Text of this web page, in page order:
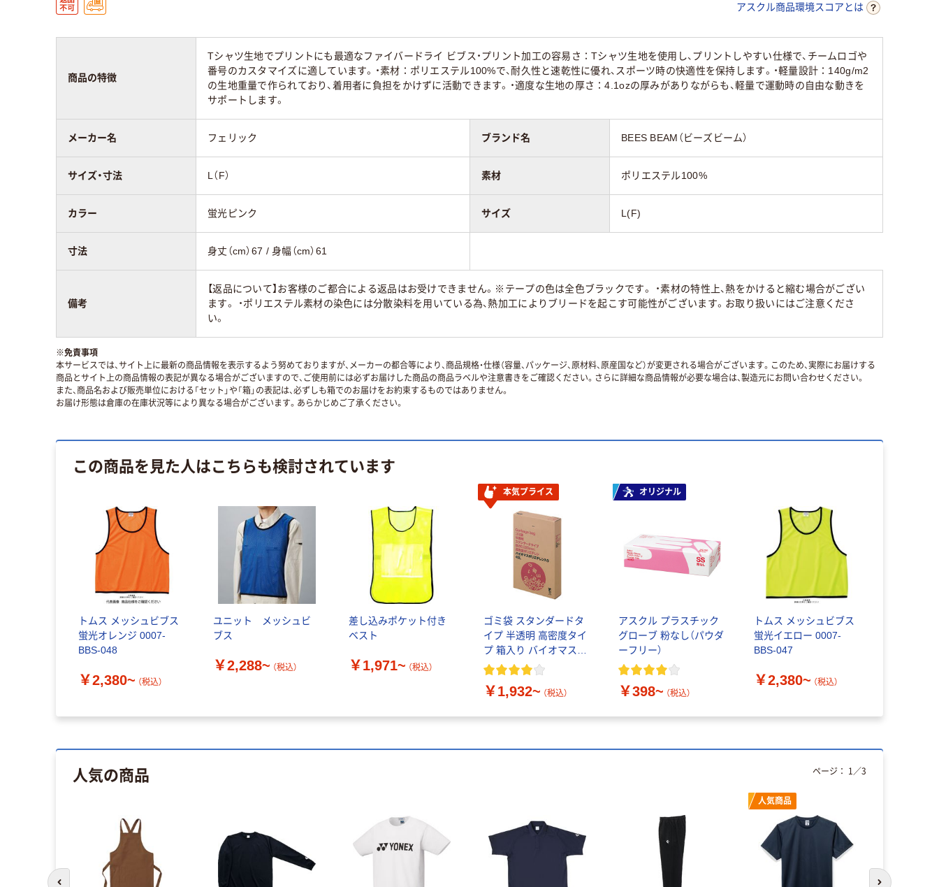
アスクル商品環境スコアとは
商品の特徴
Tシャツ生地でプリントにも最適なファイバードライ ビブス・プリント加工の容易さ：Tシャツ生地を使用し、プリントしやすい仕様で、チームロゴや
番号のカスタマイズに適しています。・素材：ポリエステル100%で、耐久性と速乾性に優れ、スポーツ時の快適性を保持します。・軽量設計：140g/m2
の生地重量で作られており、着用者に負担をかけずに活動できます。・適度な生地の厚さ：4.1ozの厚みがありながらも、軽量で運動時の自由な動きを
サポートします。
メーカー名 フェリック ブランド名 BEES BEAM（ビーズビーム）
サイズ・寸法 L（F） 素材 ポリエステル100%
カラー 蛍光ピンク サイズ L(F)
寸法 身丈（cm）67 / 身幅（cm）61
備考
【返品について】お客様のご都合による返品はお受けできません。※テープの色は全色ブラックです。 ・素材の特性上、熱をかけると縮む場合がござい
ます。 ・ポリエステル素材の染色には分散染料を用いている為、熱加工によりブリードを起こす可能性がございます。お取り扱いにはご注意くださ
い。
※免責事項
本サービスでは、サイト上に最新の商品情報を表示するよう努めておりますが、メーカーの都合等により、商品規格・仕様（容量、パッケージ、原材料、原産国など）が変更される場合がございます。このため、実際にお届けする
商品とサイト上の商品情報の表記が異なる場合がございますので、ご使用前には必ずお届けした商品の商品ラベルや注意書きをご確認ください。さらに詳細な商品情報が必要な場合は、製造元にお問い合わせください。
また、商品名および販売単位における「セット」や「箱」の表記は、必ずしも箱でのお届けをお約束するものではありません。
お届け形態は倉庫の在庫状況等により異なる場合がございます。あらかじめご了承ください。
この商品を見た人はこちらも検討されています
トムス メッシュビブス
蛍光オレンジ 0007-
BBS-048
￥2,380~ （税込）
ユニット メッシュビ
ブス
￥2,288~ （税込）
差し込みポケット付き
ベスト
￥1,971~ （税込）
本気プライス
ゴミ袋 スタンダードタ
イプ 半透明 高密度タイ
プ 箱入り バイオマス素
材10％配合
￥1,932~ （税込）
オリジナル
アスクル プラスチック
グローブ 粉なし（パウダ
ーフリー）
￥398~ （税込）
トムス メッシュビブス
蛍光イエロー 0007-
BBS-047
￥2,380~ （税込）
人気の商品
人気商品
ページ： 1 ／3